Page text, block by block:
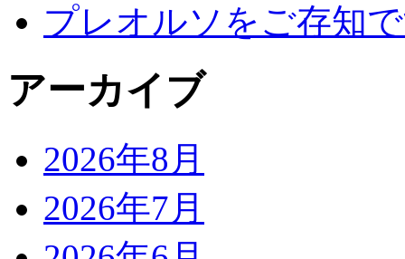
プレオルソをご存知
アーカイブ
2026年8月
2026年7月